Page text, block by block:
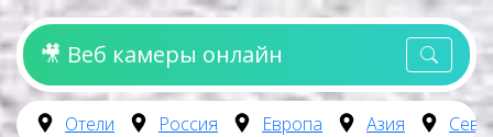
🎥 Веб камеры онлайн
Отели Россия Европа Азия